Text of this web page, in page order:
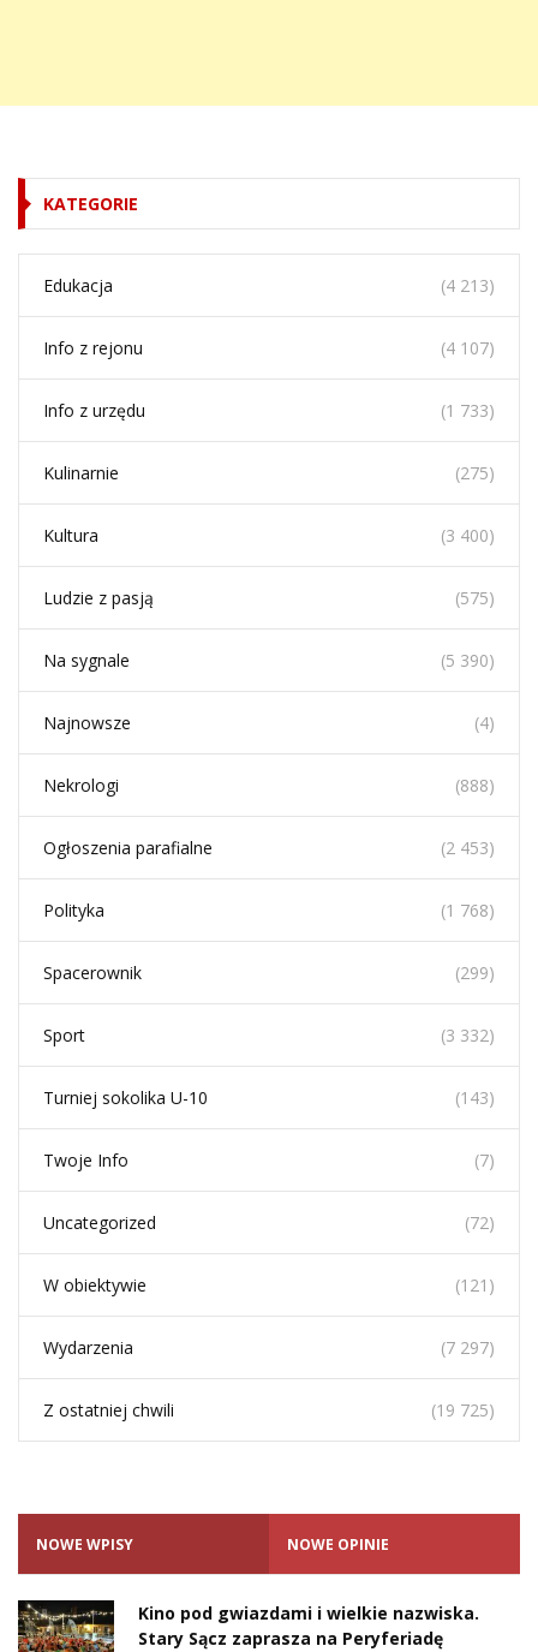
KATEGORIE
Edukacja (4 213)
Info z rejonu (4 107)
Info z urzędu (1 733)
Kulinarnie (275)
Kultura (3 400)
Ludzie z pasją (575)
Na sygnale (5 390)
Najnowsze (4)
Nekrologi (888)
Ogłoszenia parafialne (2 453)
Polityka (1 768)
Spacerownik (299)
Sport (3 332)
Turniej sokolika U-10 (143)
Twoje Info (7)
Uncategorized (72)
W obiektywie (121)
Wydarzenia (7 297)
Z ostatniej chwili (19 725)
NOWE WPISY NOWE OPINIE
Kino pod gwiazdami i wielkie nazwiska.
Stary Sącz zaprasza na Peryferiadę